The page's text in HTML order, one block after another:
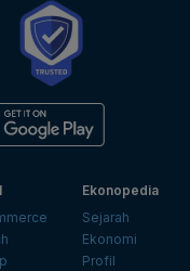
Ekonopedia
Sejarah
Ekonomi
Profil